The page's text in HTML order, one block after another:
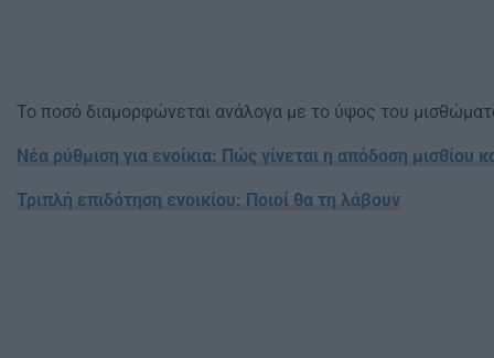
Το ποσό διαμορφώνεται ανάλογα με το ύψος του
Νέα ρύθμιση για ενοίκια: Πώς γίνεται η απόδοση μισθίου
Τριπλή επιδότηση ενοικίου: Ποιοί θα τη λάβουν